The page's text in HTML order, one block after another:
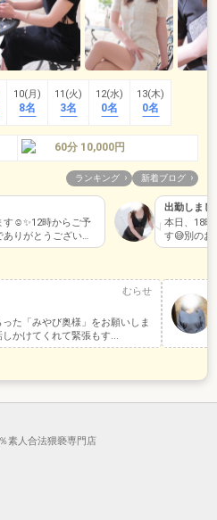
10(月)
8名
11(火)
3名
12(水)
0名
13(木)
0名
60分 10,000円
ランキング 新着ブログ
す☺️✨12時からご予
りがとうございま
出勤しまし
本日、18時
す😅別のお
くなってい
むらせ
た「みやび奥様」をお願いしま
かけてくれて緊張もす...
素人合法猥褻専門店